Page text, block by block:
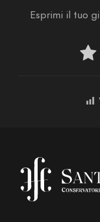
Esprimi il tuo